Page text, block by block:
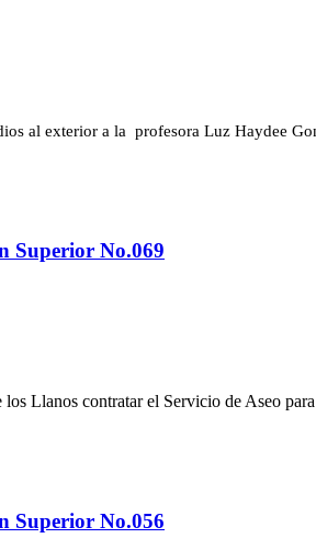
al exterior a la profesora Luz Haydee
Superior No.069
Llanos contratar el Servicio de Aseo
Superior No.056